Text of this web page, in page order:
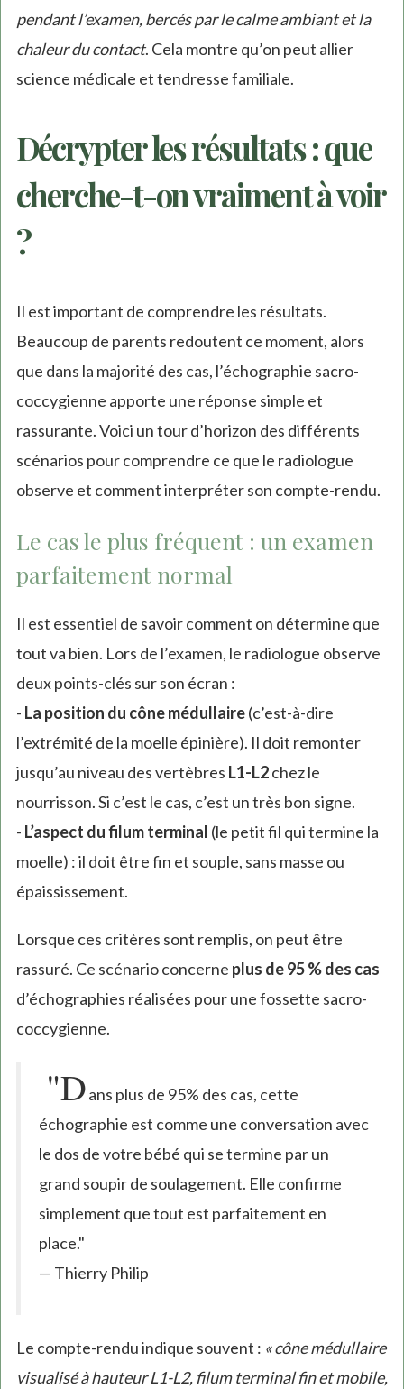
pendant l’examen, bercés par le calme ambiant et la
chaleur du contact. Cela montre qu’on peut allier
science médicale et tendresse familiale.
Décrypter les résultats : que
cherche-t-on vraiment à voir
?
Il est important de comprendre les résultats.
Beaucoup de parents redoutent ce moment, alors
que dans la majorité des cas, l’échographie sacro-
coccygienne apporte une réponse simple et
rassurante. Voici un tour d’horizon des différents
scénarios pour comprendre ce que le radiologue
observe et comment interpréter son compte-rendu.
Le cas le plus fréquent : un examen
parfaitement normal
Il est essentiel de savoir comment on détermine que
tout va bien. Lors de l’examen, le radiologue observe
deux points-clés sur son écran :
- La position du cône médullaire(c’est-à-dire
l’extrémité de la moelle épinière). Il doit remonter
jusqu’au niveau des vertèbres L1-L2chez le
nourrisson. Si c’est le cas, c’est un très bon signe.
- L’aspect du filum terminal (le petit fil qui termine la
moelle) : il doit être fin et souple, sans masse ou
épaississement.
Lorsque ces critères sont remplis, on peut être
rassuré. Ce scénario concerne plus de 95 % des cas
d’échographies réalisées pour une fossette sacro-
coccygienne.
"Dans plus de 95% des cas, cette
échographie est comme une conversation avec
le dos de votre bébé qui se termine par un
grand soupir de soulagement. Elle confirme
simplement que tout est parfaitement en
place."
— Thierry Philip
Le compte-rendu indique souvent : « cône médullaire
visualisé à hauteur L1-L2, filum terminal fin et mobile,